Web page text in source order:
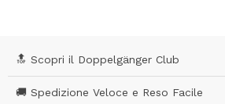
🔝 Scopri il Doppelgänger Club
🚚 Spedizione Veloce e Reso Facile